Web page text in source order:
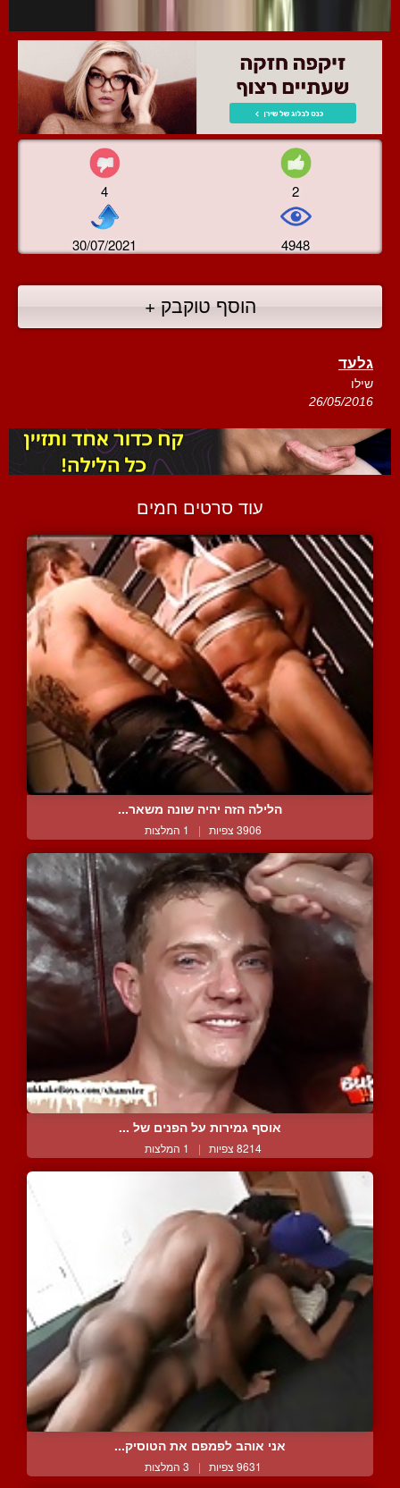
4 2
30/07/2021 4948
הוסף טוקבק +
גלעד
שילו
26/05/2016
עוד סרטים חמים
הלילה הזה יהיה שונה משאר...
3906 צפיות | 1 המלצות
אוסף גמירות על הפנים של ...
8214 צפיות | 1 המלצות
אני אוהב לפמפם את הטוסיק...
9631 צפיות | 3 המלצות